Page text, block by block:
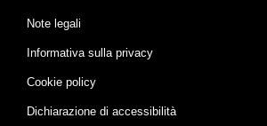
Note legali
Informativa sulla privacy
Cookie policy
Dichiarazione di accessibilità